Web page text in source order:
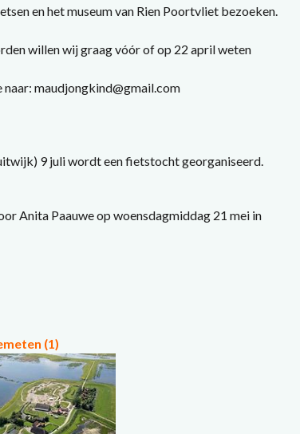
en het museum van Rien Poortvliet bezoeken.
willen wij graag vóór of op 22 april weten
maudjongkind@gmail.com
9 juli wordt een fietstocht georganiseerd.
Anita Paauwe op woensdagmiddag 21 mei in
(1)